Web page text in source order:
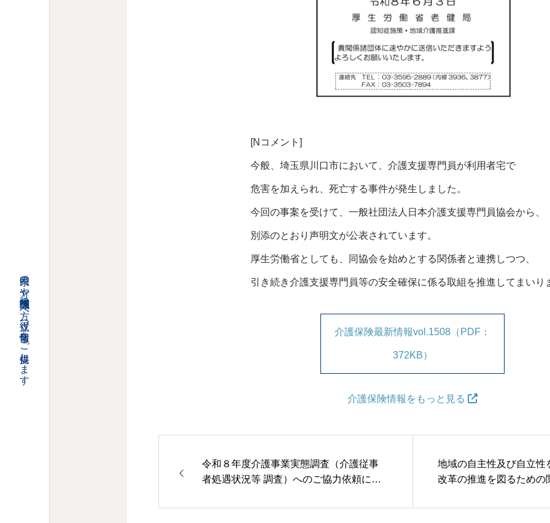
県民の方や関係職種の方へ役立つ情報をご提供します
[Nコメント]
今般、埼玉県川口市において、介護支援専門員が利用者宅で
危害を加えられ、死亡する事件が発生しました。
今回の事案を受けて、一般社団法人日本介護支援専門員協会から、
別添のとおり声明文が公表されています。
厚生労働省としても、同協会を始めとする関係者と連携しつつ、
引き続き介護支援専門員等の安全確保に係る取組を推進してまいり
介護保険最新情報vol.1508（PDF：
372KB）
介護保険情報をもっと見る
令和８年度介護事業実態調査（介護従事
者処遇状況等 調査）へのご協力依頼につ
地域の自主性及び自立性
改革の推進を図るための
（通知）